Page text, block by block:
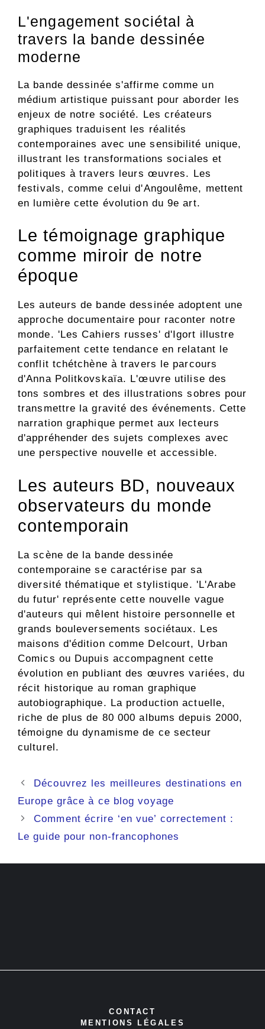
L'engagement sociétal à
travers la bande dessinée
moderne
La bande dessinée s'affirme comme un
médium artistique puissant pour aborder les
enjeux de notre société. Les créateurs
graphiques traduisent les réalités
contemporaines avec une sensibilité unique,
illustrant les transformations sociales et
politiques à travers leurs œuvres. Les
festivals, comme celui d'Angoulême, mettent
en lumière cette évolution du 9e art.
Le témoignage graphique
comme miroir de notre
époque
Les auteurs de bande dessinée adoptent une
approche documentaire pour raconter notre
monde. 'Les Cahiers russes' d'Igort illustre
parfaitement cette tendance en relatant le
conflit tchétchène à travers le parcours
d'Anna Politkovskaïa. L'œuvre utilise des
tons sombres et des illustrations sobres pour
transmettre la gravité des événements. Cette
narration graphique permet aux lecteurs
d'appréhender des sujets complexes avec
une perspective nouvelle et accessible.
Les auteurs BD, nouveaux
observateurs du monde
contemporain
La scène de la bande dessinée
contemporaine se caractérise par sa
diversité thématique et stylistique. 'L'Arabe
du futur' représente cette nouvelle vague
d'auteurs qui mêlent histoire personnelle et
grands bouleversements sociétaux. Les
maisons d'édition comme Delcourt, Urban
Comics ou Dupuis accompagnent cette
évolution en publiant des œuvres variées, du
récit historique au roman graphique
autobiographique. La production actuelle,
riche de plus de 80 000 albums depuis 2000,
témoigne du dynamisme de ce secteur
culturel.
Découvrez les meilleures destinations en
Europe grâce à ce blog voyage
Comment écrire ‘en vue’ correctement :
Le guide pour non-francophones
CONTACT
MENTIONS LÉGALES